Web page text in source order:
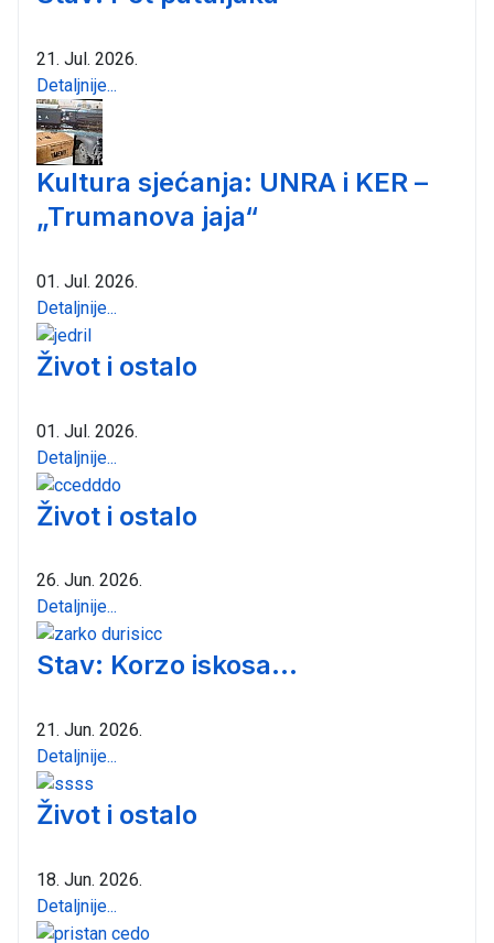
21. Jul. 2026.
Detaljnije...
Kultura sjećanja: UNRA i KER –
„Trumanova jaja“
01. Jul. 2026.
Detaljnije...
Život i ostalo
01. Jul. 2026.
Detaljnije...
Život i ostalo
26. Jun. 2026.
Detaljnije...
Stav: Korzo iskosa...
21. Jun. 2026.
Detaljnije...
Život i ostalo
18. Jun. 2026.
Detaljnije...